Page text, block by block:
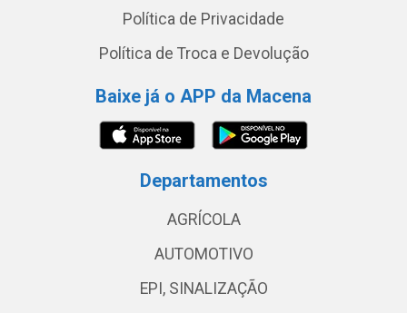
Política de Privacidade
Política de Troca e Devolução
Baixe já o APP da Macena
Departamentos
AGRÍCOLA
AUTOMOTIVO
EPI, SINALIZAÇÃO